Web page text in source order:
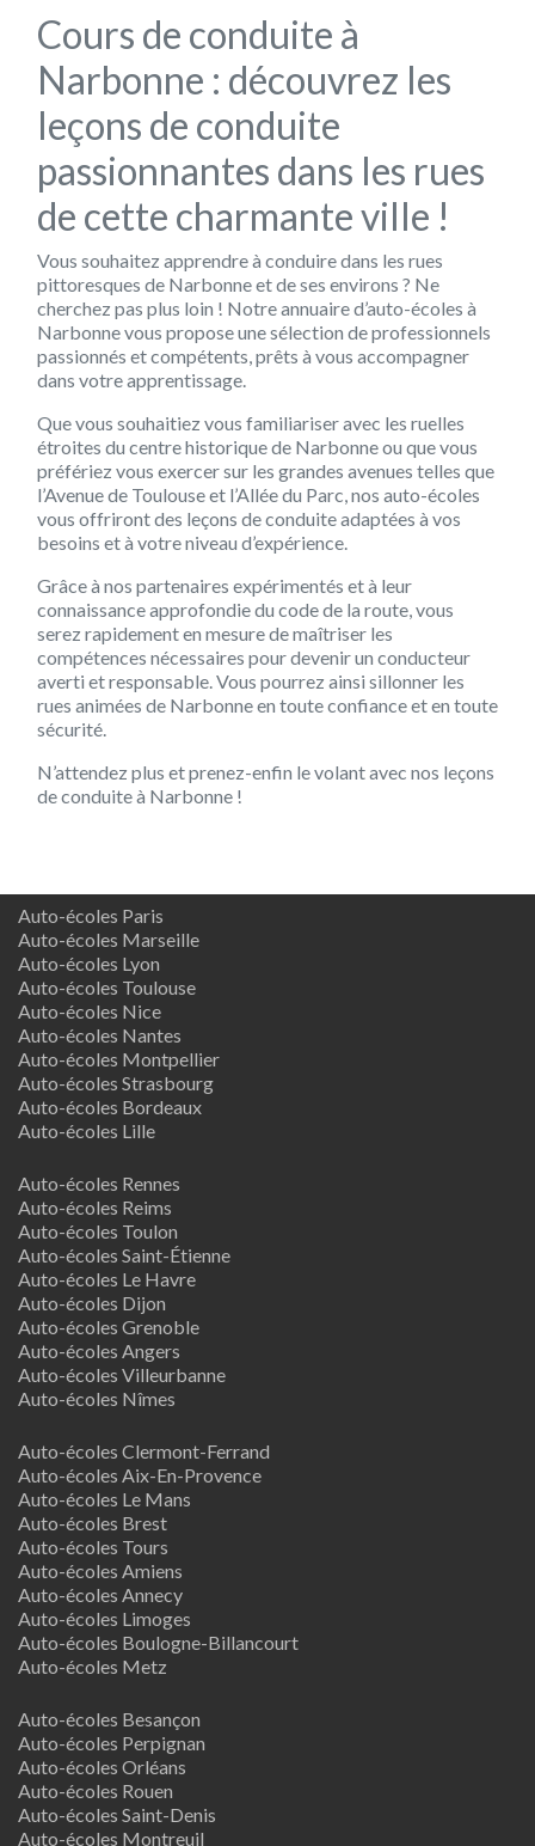
Cours de conduite à
Narbonne : découvrez les
leçons de conduite
passionnantes dans les rues
de cette charmante ville !
Vous souhaitez apprendre à conduire dans les rues
pittoresques de Narbonne et de ses environs ? Ne
cherchez pas plus loin ! Notre annuaire d’auto-écoles à
Narbonne vous propose une sélection de professionnels
passionnés et compétents, prêts à vous accompagner
dans votre apprentissage.
Que vous souhaitiez vous familiariser avec les ruelles
étroites du centre historique de Narbonne ou que vous
préfériez vous exercer sur les grandes avenues telles que
l’Avenue de Toulouse et l’Allée du Parc, nos auto-écoles
vous offriront des leçons de conduite adaptées à vos
besoins et à votre niveau d’expérience.
Grâce à nos partenaires expérimentés et à leur
connaissance approfondie du code de la route, vous
serez rapidement en mesure de maîtriser les
compétences nécessaires pour devenir un conducteur
averti et responsable. Vous pourrez ainsi sillonner les
rues animées de Narbonne en toute confiance et en toute
sécurité.
N’attendez plus et prenez-enfin le volant avec nos leçons
de conduite à Narbonne !
Auto-écoles Paris
Auto-écoles Marseille
Auto-écoles Lyon
Auto-écoles Toulouse
Auto-écoles Nice
Auto-écoles Nantes
Auto-écoles Montpellier
Auto-écoles Strasbourg
Auto-écoles Bordeaux
Auto-écoles Lille
Auto-écoles Rennes
Auto-écoles Reims
Auto-écoles Toulon
Auto-écoles Saint-Étienne
Auto-écoles Le Havre
Auto-écoles Dijon
Auto-écoles Grenoble
Auto-écoles Angers
Auto-écoles Villeurbanne
Auto-écoles Nîmes
Auto-écoles Clermont-Ferrand
Auto-écoles Aix-En-Provence
Auto-écoles Le Mans
Auto-écoles Brest
Auto-écoles Tours
Auto-écoles Amiens
Auto-écoles Annecy
Auto-écoles Limoges
Auto-écoles Boulogne-Billancourt
Auto-écoles Metz
Auto-écoles Besançon
Auto-écoles Perpignan
Auto-écoles Orléans
Auto-écoles Rouen
Auto-écoles Saint-Denis
Auto-écoles Montreuil